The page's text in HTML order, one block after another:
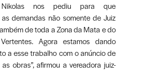
nos pediu para que
demandas não somente de Juiz
de toda a Zona da Mata e do
Agora estamos dando
a esse trabalho com o anúncio de
obras”, afirmou a vereadora juiz-